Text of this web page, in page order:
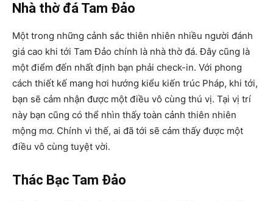
Nhà thờ đá Tam Đảo
Một trong những cảnh sắc thiên nhiên nhiều người đánh
giá cao khi tới Tam Đảo chính là nhà thờ đá. Đây cũng là
một điểm đến nhất định bạn phải check-in. Với phong
cách thiết kế mang hơi hướng kiểu kiến trúc Pháp, khi tới,
bạn sẽ cảm nhận được một điều vô cùng thú vị. Tại vị trí
này bạn cũng có thể nhìn thấy toàn cảnh thiên nhiên
mộng mơ. Chính vì thế, ai đã tới sẽ cảm thấy được một
điều vô cùng tuyệt vời.
Thác Bạc Tam Đảo